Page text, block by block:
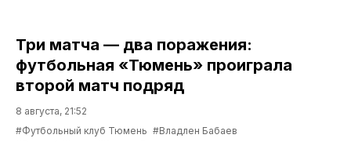
Три матча — два поражения:
футбольная «Тюмень» проиграла
второй матч подряд
8 августа, 21:52
#Футбольный клуб Тюмень #Владлен Бабаев